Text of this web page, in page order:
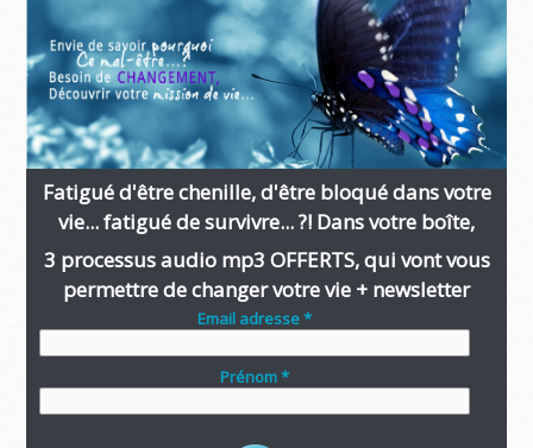
Fatigué d'être chenille, d'être bloqué dans votre
vie... fatigué de survivre... ?! Dans votre boîte,
3 processus audio mp3 OFFERTS, qui vont vous
permettre de changer votre vie + newsletter
Email adresse *
Prénom *